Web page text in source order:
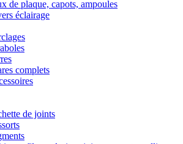
de plaque, capots, ampoules
éclairage
complets
de joints